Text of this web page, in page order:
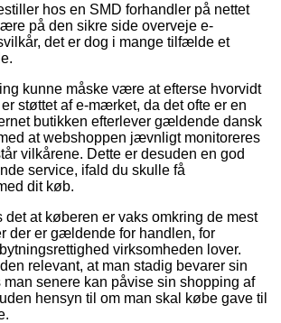
hos en SMD forhandler på nettet
på den sikre side overveje e-
det er dog i mange tilfælde et
kunne måske være at efterse hvorvidt
støttet af e-mærket, da det ofte er en
butikken efterlever gældende dansk
at webshoppen jævnligt monitoreres
vilkårene. Dette er desuden en god
service, ifald du skulle få
dit køb.
at køberen er vaks omkring de mest
der er gældende for handlen, for
virksomheden lover.
relevant, at man stadig bevarer sin
man senere kan påvise sin shopping af
hensyn til om man skal købe gave til